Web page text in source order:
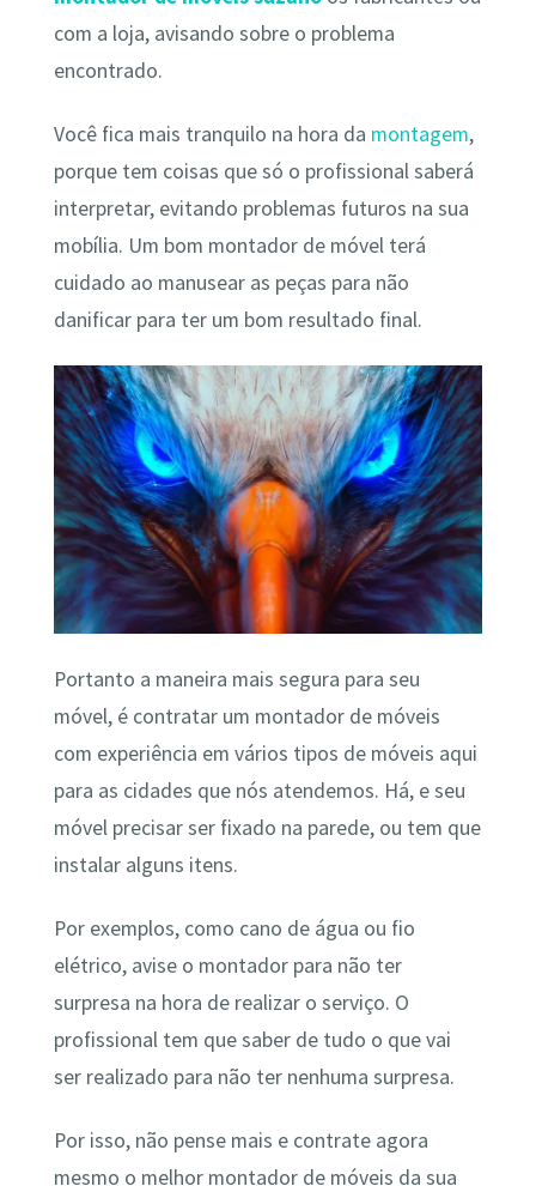
com a loja, avisando sobre o problema
encontrado.
Você fica mais tranquilo na hora da montagem,
porque tem coisas que só o profissional saberá
interpretar, evitando problemas futuros na sua
mobília. Um bom montador de móvel terá
cuidado ao manusear as peças para não
danificar para ter um bom resultado final.
Portanto a maneira mais segura para seu
móvel, é contratar um montador de móveis
com experiência em vários tipos de móveis aqui
para as cidades que nós atendemos. Há, e seu
móvel precisar ser fixado na parede, ou tem que
instalar alguns itens.
Por exemplos, como cano de água ou fio
elétrico, avise o montador para não ter
surpresa na hora de realizar o serviço. O
profissional tem que saber de tudo o que vai
ser realizado para não ter nenhuma surpresa.
Por isso, não pense mais e contrate agora
mesmo o melhor montador de móveis da sua